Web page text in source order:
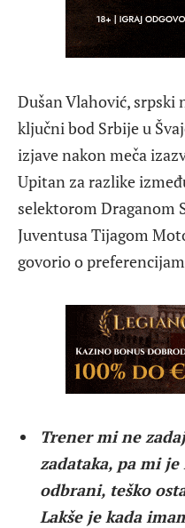
Dušan Vlahović, srpski
ključni bod Srbije u
izjave nakon meča
Upitan za razlike
selektorom Draganom
Juventusa Tijagom
govorio o
Trener mi ne
zadataka, pa mi
odbrani, teško
Lakše je kada